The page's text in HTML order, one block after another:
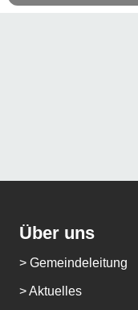
Über uns
> Gemeindeleitung
> Aktuelles